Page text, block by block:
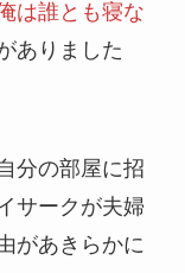
は誰とも寝な
ありました
分の部屋に招
サークが夫婦
があきらかに